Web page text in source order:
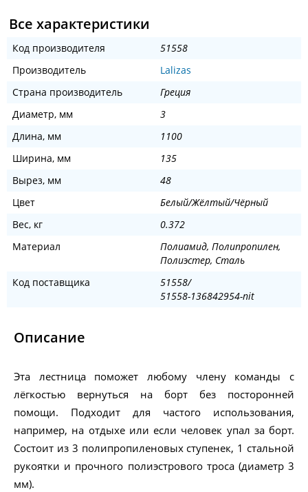
Все характеристики
Код производителя
51558
Производитель
Lalizas
Страна производитель
Греция
Диаметр, мм
3
Длина, мм
1100
Ширина, мм
135
Вырез, мм
48
Цвет
Белый/Жёлтый/Чёрный
Вес, кг
0.372
Материал
Полиамид, Полипропилен,
Полиэстер, Сталь
Код поставщика
51558/
51558-136842954-nit
Описание
Эта лестница поможет любому члену команды с
лёгкостью вернуться на борт без посторонней
помощи. Подходит для частого использования,
например, на отдыхе или если человек упал за борт.
Состоит из 3 полипропиленовых ступенек, 1 стальной
рукоятки и прочного полиэстрового троса (диаметр 3
мм).